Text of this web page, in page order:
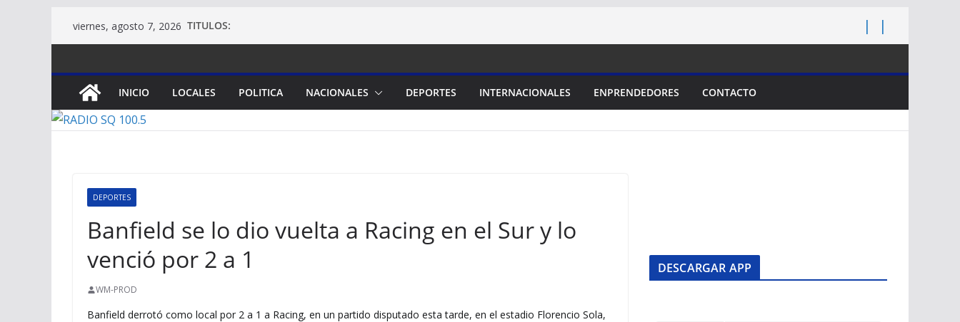
viernes, agosto 7, 2026 TITULOS:
INICIO LOCALES POLITICA NACIONALES DEPORTES INTERNACIONALES ENPRENDEDORES CONTACTO
DEPORTES
Banfield se lo dio vuelta a Racing en el Sur y lo
venció por 2 a 1
WM-PROD
Banfield derrotó como local por 2 a 1 a Racing, en un partido disputado esta tarde, en el estadio Florencio Sola,
DESCARGAR APP